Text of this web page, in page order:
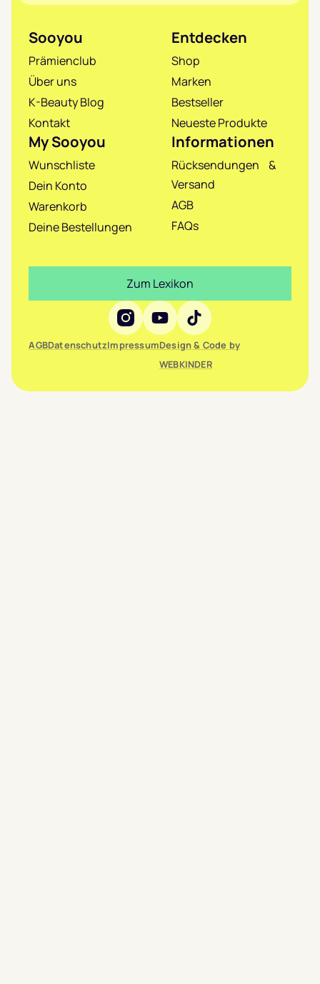
Sooyou
Prämienclub
Über uns
K-Beauty Blog
Kontakt
Entdecken
Shop
Marken
Bestseller
Neueste Produkte
My Sooyou
Wunschliste
Dein Konto
Warenkorb
Deine Bestellungen
Informationen
Rücksendungen &
Versand
AGB
FAQs
Social Media
AGBDatenschutzImpressumDesign & Code by
WEBKINDER
Zum Lexikon